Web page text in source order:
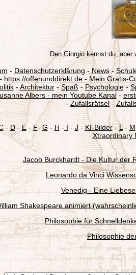
Den Giorgio kennst du,
- Datenschutzerklärung -News-
https://offenunddirekt.de - Mein Gratis-
-Architektur-Spaß - Psychologie-
Albers - mein Youtube Kanal-
- Zufallsrätsel-
-D-E- F- G - H - I - J -KI-Bilder- L- M
Xtraordinary
Jacob Burckhardt - Die Kultur der
Leonardo da Vinci
Venedig - Eine
Shakespeare animiert
Philosophie für
Philosophie